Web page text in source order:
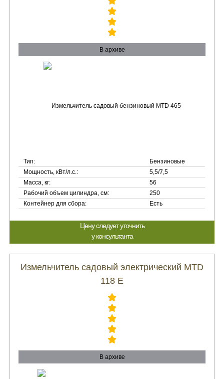
В архиве
Тип:
Бензиновые
Мощность, кВт/л.с.:
5,5/7,5
Масса, кг:
56
Рабочий объем цилиндра, см:
250
Контейнер для сбора:
Есть
Цену следует уточнить
у консультанта
Измельчитель садовый электрический MTD
118 E
В архиве